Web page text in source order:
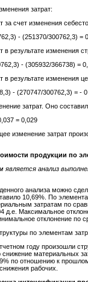
затрат:
за счет изменения
- (251370/300762,3) =
в результате изменения
- (305932/366738) =
в результате изменения
- (270747/300762,3) = -
затрат. Оно
= 0,029
изменение затрат
продукции по
анализ
анализа можно
10,69%. По
затратам по
д.е. Максимальное
отклонение по
по элементам
году произошли
материальных
по отношению к
рабочих.